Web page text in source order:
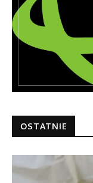
OSTATNIE